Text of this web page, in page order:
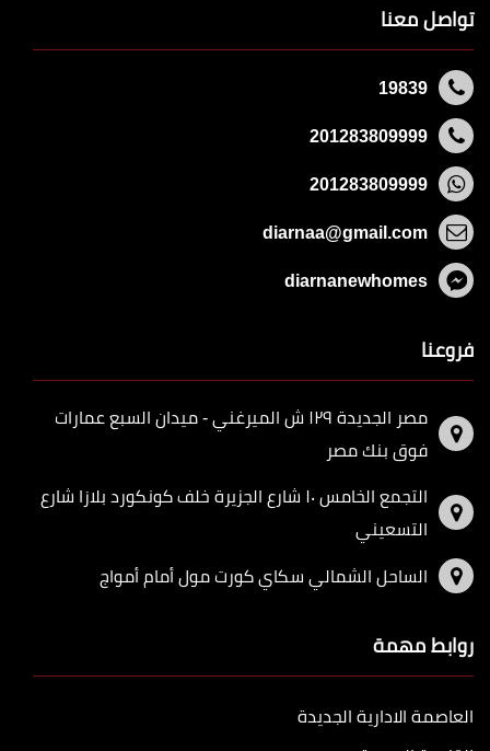
تواصل معنا
19839
201283809999
201283809999
diarnaa@gmail.com
diarnanewhomes
فروعنا
مصر الجديدة ١٢٩ ش الميرغني - ميدان السبع عمارات
فوق بنك مصر
التجمع الخامس ١٠ شارع الجزيرة خلف كونكورد بلازا شارع
التسعيني
الساحل الشمالي سكاي كورت مول أمام أمواج
روابط مهمة
العاصمة الادارية الجديدة